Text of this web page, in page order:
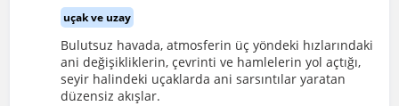
uçak ve uzay
Bulutsuz havada, atmosferin üç yöndeki hızlarındaki
ani değişikliklerin, çevrinti ve hamlelerin yol açtığı,
seyir halindeki uçaklarda ani sarsıntılar yaratan
düzensiz akışlar.